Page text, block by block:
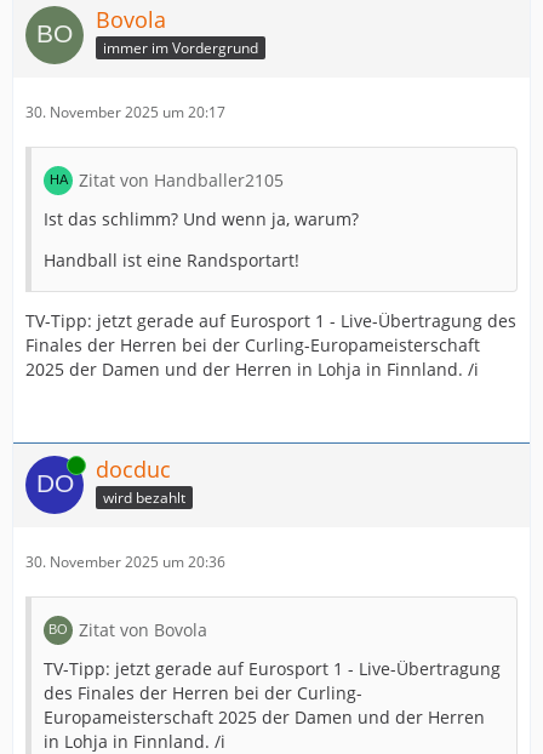
Bovola
immer im Vordergrund
30. November 2025 um 20:17
Zitat von Handballer2105
Ist das schlimm? Und wenn ja, warum?
Handball ist eine Randsportart!
TV-Tipp: jetzt gerade auf Eurosport 1 - Live-Übertragung des
Finales der Herren bei der Curling-Europameisterschaft
2025 der Damen und der Herren in Lohja in Finnland. /i
Online docduc
wird bezahlt
30. November 2025 um 20:36
Zitat von Bovola
TV-Tipp: jetzt gerade auf Eurosport 1 - Live-Übertragung
des Finales der Herren bei der Curling-
Europameisterschaft 2025 der Damen und der Herren
in Lohja in Finnland. /i